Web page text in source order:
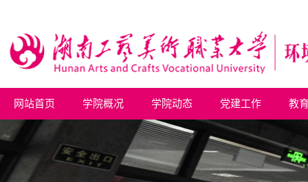
网站首页 学院概况 学院动态 党建工作 教